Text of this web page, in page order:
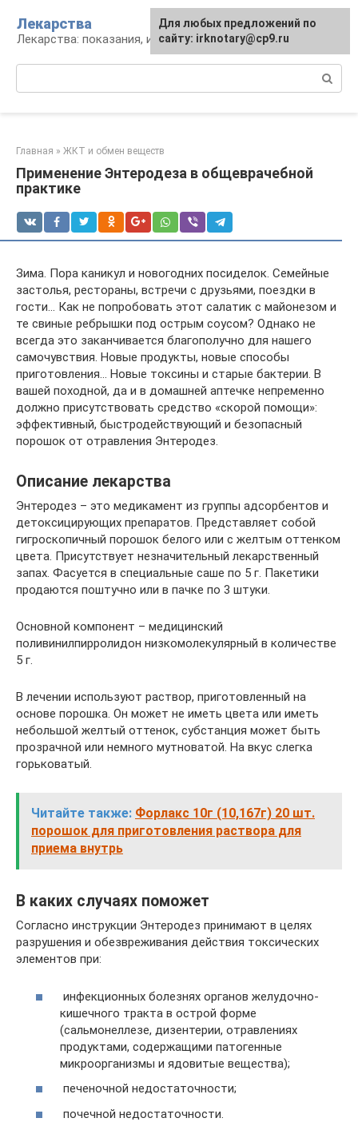
контенту
Лекарства
Лекарства: показания, инструкция, аналоги
Главная » ЖКТ и обмен веществ
Применение Энтеродеза в общеврачебной
практике
Зима. Пора каникул и новогодних посиделок. Семейные
застолья, рестораны, встречи с друзьями, поездки в
гости… Как не попробовать этот салатик с майонезом и
те свиные ребрышки под острым соусом? Однако не
всегда это заканчивается благополучно для нашего
самочувствия. Новые продукты, новые способы
приготовления… Новые токсины и старые бактерии. В
вашей походной, да и в домашней аптечке непременно
должно присутствовать средство «скорой помощи»:
эффективный, быстродействующий и безопасный
порошок от отравления Энтеродез.
Описание лекарства
Энтеродез – это медикамент из группы адсорбентов и
детоксицирующих препаратов. Представляет собой
гигроскопичный порошок белого или с желтым оттенком
цвета. Присутствует незначительный лекарственный
запах. Фасуется в специальные саше по 5 г. Пакетики
продаются поштучно или в пачке по 3 штуки.
Основной компонент – медицинский
поливинилпирролидон низкомолекулярный в количестве
5 г.
В лечении используют раствор, приготовленный на
основе порошка. Он может не иметь цвета или иметь
небольшой желтый оттенок, субстанция может быть
прозрачной или немного мутноватой. На вкус слегка
горьковатый.
Читайте также: Форлакс 10г (10,167г) 20 шт.
порошок для приготовления раствора для
приема внутрь
В каких случаях поможет
Согласно инструкции Энтеродез принимают в целях
разрушения и обезвреживания действия токсических
элементов при:
инфекционных болезнях органов желудочно-
кишечного тракта в острой форме
(сальмонеллезе, дизентерии, отравлениях
продуктами, содержащими патогенные
микроорганизмы и ядовитые вещества);
печеночной недостаточности;
почечной недостаточности.
Для любых предложений по
сайту: irknotary@cp9.ru